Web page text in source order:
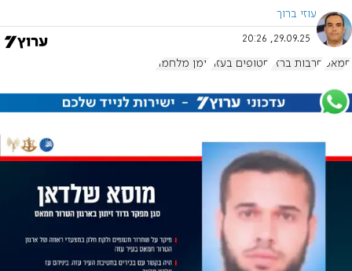
עוזי ברוך
29.09.25, 20:26
חמאס חרבות ברזל חטופים בעזה יומן מלחמה